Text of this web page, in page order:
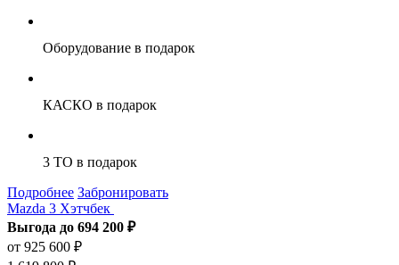
Оборудование в подарок
КАСКО в подарок
3 ТО в подарок
Подробнее Забронировать
Mazda 3 Хэтчбек
Выгода до 694 200 ₽
от 925 600 ₽